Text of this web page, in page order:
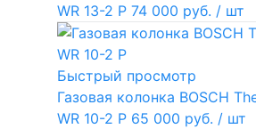
WR 13-2 P 74 000 руб. / шт
Быстрый просмотр
Газовая колонка BOSCH
WR 10-2 P 65 000 руб. / шт